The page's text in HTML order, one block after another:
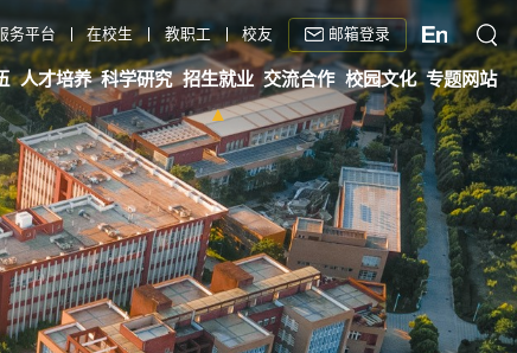
务平台 在校生 教职工 校友 邮箱登录
人才培养 科学研究 招生就业 交流合作 校园文化 专题网站